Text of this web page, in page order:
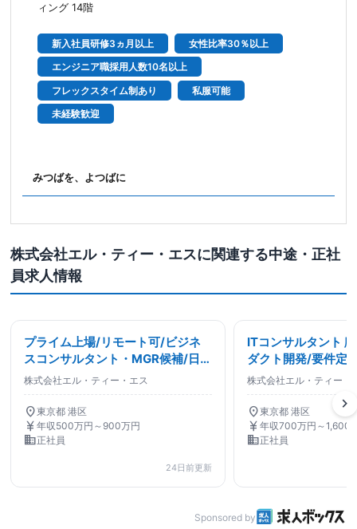
ィング 14階
新入社員研修3ヵ月以上
女性比率30％以上
エンジニア職採用人数10名以上
フレックスタイム制あり
私服可能
未経験歓迎
みつばを、よつばに
株式会社エル・ティー・エスに関連する中途・正社
員求人情報
プライム上場/リモート可/ビジネ
スコンサルタント・MGR候補/日本
発コンサルティングファーム/ITコ
ンサルタント
株式会社エル・ティー・エス
location_on東京都 港区
currency_yen年収500万円～900万円
business正社員
24日前更新
ITコンサルタント
ダクト開発/要件定
対応可能/リモート
株式会社エル・ティー・
location_on東京都 港区
currency_yen年収700万円～1,600
business正社員
chevron_right
Sponsored by